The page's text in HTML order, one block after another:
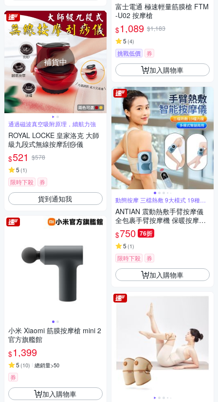
補貨中
通過磁波真空吸附原理，續航力強
ROYAL LOCKE 皇家洛克 大師
級九段式無線按摩刮痧儀
$521 $578
5 (1)
限時下殺 券
貨到通知我
小米 Xiaomi 筋膜按摩槍 mini 2
官方旗艦館
$1,399
5 (10) 總銷量>50
券
加入購物車
富士電通 極速輕量筋膜槍 FTM
-U02 按摩槍
$1,089 $1,183
5 (4)
挑戰低價 券
加入購物車
動態按摩 三檔熱敷 9大模式 19種力
度
ANTIAN 震動熱敷手臂按摩儀
全包裹手臂按摩機 保暖按摩放
鬆器 三檔熱敷暖手器（交換禮
物）
$750 76折
5 (1)
限時下殺 券
加入購物車